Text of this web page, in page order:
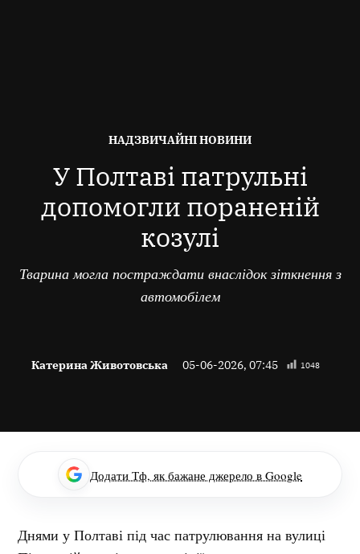
ОПУБЛІКОВАНО
НАДЗВИЧАЙНІ НОВИНИ
У Полтаві патрульні
допомогли пораненій
козулі
Тварина могла постраждати внаслідок зіткнення з
автомобілем
Катерина Животовська 05-06-2026, 07:45 1048
Додати Тф, як бажане джерело в Google
Днями у Полтаві під час патрулювання на вулиці